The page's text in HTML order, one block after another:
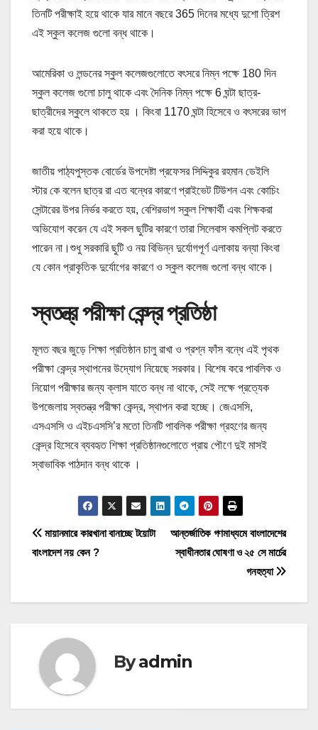
তিনটি পরীক্ষাই হয়ে থাকে যার মানে বছরে 365 দিনের মধ্যে দুশো ত্রিশ
এই স্কুল কলেজ গুলো বন্ধ থাকে।
আমেরিকা ও লন্ডনের স্কুল কলেজগুলোতে বৎসরে নিম্ন পক্ষে 180 দিন
স্কুল কলেজ গুলো চালু থাকে এবং দৈনিক নিম্ন পক্ষে 6 ঘন্টা ছাত্র-
ছাত্রীদের স্কুলে থাকতে হয় । কিংবা 1170 ঘন্টা হিসেবে ও বৎসরের ভাগ
করা হয়ে থাকে।
জাতীয় পাঠ্যপুস্তক বোর্ডের উপদেষ্টা প্রফেসর সিদ্দিকুর রহমান ডেইলি
স্টার কে বলেন ছাত্র রা এত বন্ধের কারণে প্রাইভেট টিউশন এবং কোচিং
সেন্টারের উপর নির্ভর করতে হয়, বেশিরভাগ স্কুল শিক্ষার্থী এবং শিক্ষকরা
অভিযোগ করেন যে এই সকল ছুটির কারণে তারা সিলেবাস কমপ্লিট করতে
পারেন না।শুধু সরকারি ছুটি ও নয় বিভিন্ন দুর্যোগপূর্ণ এলাকায় বন্যা কিংবা
যে কোন প্রাকৃতিক দুর্যোগের কারণে ও স্কুল কলেজ গুলো বন্ধ থাকে।
স্বতন্ত্র পরীক্ষা কেন্দ্র প্রতিষ্ঠা
মূলত বছর জুড়ে শিক্ষা প্রতিষ্ঠান চালু রাখা ও প্রশ্ন ফাঁস বন্ধে এই পৃথক
পরীক্ষা কেন্দ্র স্থাপনের উদ্যোগ নিয়েছে সরকার। বিশেষ করে পাবলিক ও
নিয়োগ পরীক্ষার জন্য ক্লাস যাতে বন্ধ না থাকে, সেই লক্ষে প্রত্যেক
উপজেলায় স্বতন্ত্র পরীক্ষা কেন্দ্র, স্থাপন করা হচ্ছে। জেএসসি,
এসএসসি ও এইচএসসি’র মতো তিনটি পাবলিক পরীক্ষা গ্রহণের জন্য
কেন্দ্র হিসেবে ব্যবহৃত শিক্ষা প্রতিষ্ঠানগুলোতে প্রায় পৌণে দুই মাসই
স্বাভাবিক পাঠদান বন্ধ থাকে ।
P
s
n
a
v
আন্তর্জাতিক গণমাধ্যমে বাংলাদেশের
স্বাধীনতার ঘোষণা ও ২৫ সে মার্চের
গনহত্যা
মায়ানমারে কারখানা বানাচ্ছে টয়োটা
বাংলাদেশ নয় কেন ?
Byadmin